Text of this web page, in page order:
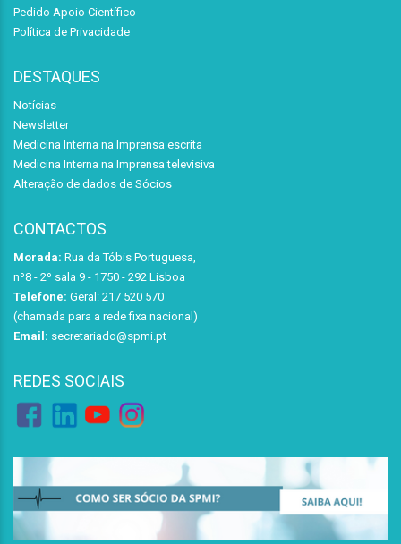
Pedido Apoio Científico
Política de Privacidade
DESTAQUES
Notícias
Newsletter
Medicina Interna na Imprensa escrita
Medicina Interna na Imprensa televisiva
Alteração de dados de Sócios
CONTACTOS
Morada: Rua da Tóbis Portuguesa,
nº8 - 2º sala 9 - 1750 - 292 Lisboa
Telefone: Geral: 217 520 570
(chamada para a rede fixa nacional)
Email: secretariado@spmi.pt
REDES SOCIAIS